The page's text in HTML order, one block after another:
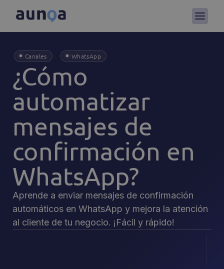
Canales WhatsApp
¿Cómo
automatizar
mensajes de
confirmación en
WhatsApp?
Aprende a enviar mensajes de confirmación
automáticos en WhatsApp y mejora la atención
al cliente de tu negocio. ¡Fácil y rápido!